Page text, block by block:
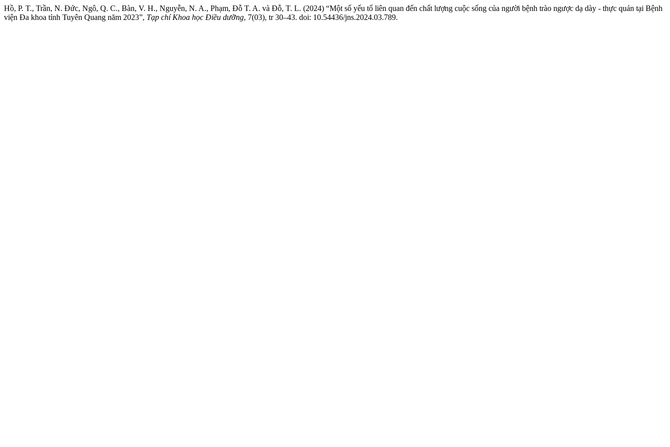
Hồ, P. T., Trần, N. Đức, Ngô, Q. C., Bàn, V. H., Nguyễn, N. A., Phạm, Đỗ T. A. và Đỗ, T. L. (2024) “Một số yếu tố liên quan đến chất lượng cuộc sống của người bệnh trào ngược dạ dày - thực quản tại Bệnh
viện Đa khoa tỉnh Tuyên Quang năm 2023”, Tạp chí Khoa học Điều dưỡng, 7(03), tr 30–43. doi: 10.54436/jns.2024.03.789.